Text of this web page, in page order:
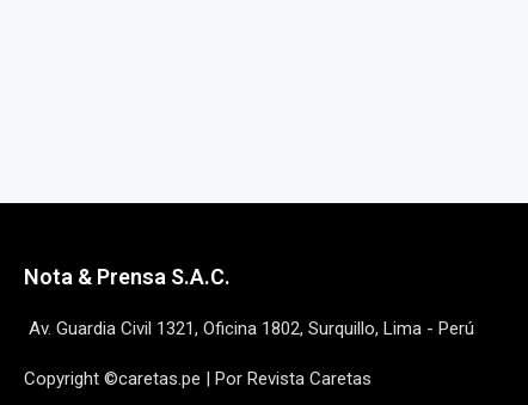
Nota & Prensa S.A.C.
Av. Guardia Civil 1321, Oficina 1802, Surquillo, Lima - Perú
Copyright ©caretas.pe | Por Revista Caretas